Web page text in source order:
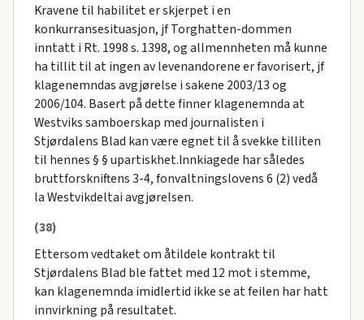
Kravene til habilitet er skjerpet i en
konkurransesituasjon, jf Torghatten-dommen
inntatt i Rt. 1998 s. 1398, og allmennheten må kunne
ha tillit til at ingen av levenandorene er favorisert, jf
klagenemndas avgjørelse i sakene 2003/13 og
2006/104. Basert på dette finner klagenemnda at
Westviks samboerskap med journalisten i
Stjørdalens Blad kan være egnet til å svekke tilliten
til hennes § § upartiskhet.Innkiagede har således
bruttforskniftens 3-4, fonvaltningslovens 6 (2) vedå
la Westvikdeltai avgjørelsen.
(38)
Ettersom vedtaket om åtildele kontrakt til
Stjørdalens Blad ble fattet med 12 mot i stemme,
kan klagenemnda imidlertid ikke se at feilen har hatt
innvirkning på resultatet.